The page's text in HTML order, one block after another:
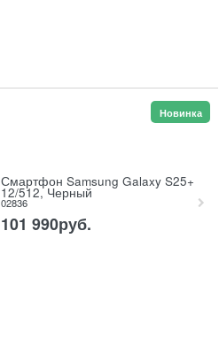
Смартфон Samsung Galaxy S25+
12/512, Черный
02836
101 990руб.
Новинка